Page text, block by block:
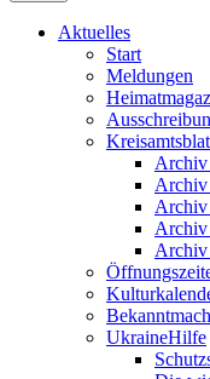
Aktuelles
Start
Meldungen
Archiv
Archiv
Archiv
Archiv
Archiv
UkraineHilfe